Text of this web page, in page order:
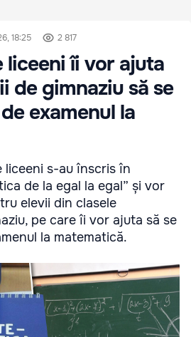
18:25 2 817
liceeni îi vor ajuta
de gimnaziu să se
examenul la
s-au înscris în
de la egal la egal” și vor
elevii din clasele
pe care îi vor ajuta să se
la matematică.